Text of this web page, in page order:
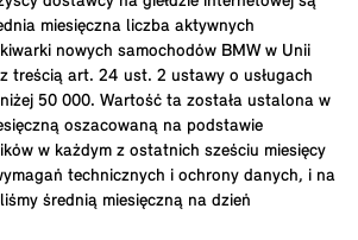
miesięczna liczba aktywnych
nowych samochodów BMW w Unii
treścią art. 24 ust. 2 ustawy o usługach
50 000. Wartość ta została ustalona w
oszacowaną na podstawie
w każdym z ostatnich sześciu miesięcy
technicznych i ochrony danych, i na
średnią miesięczną na dzień